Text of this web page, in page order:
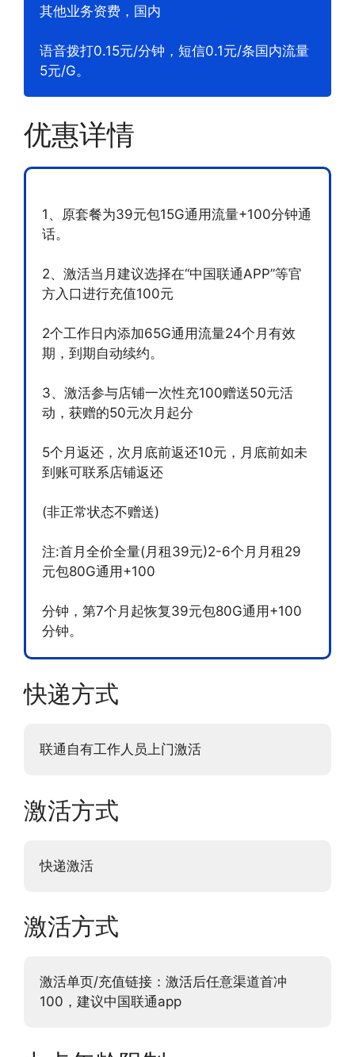
其他业务资费，国内
语音拨打0.15元/分钟，短信0.1元/条国内流量
5元/G。
优惠详情
1、原套餐为39元包15G通用流量+100分钟通
话。
2、激活当月建议选择在“中国联通APP”等官
方入口进行充值100元
2个工作日内添加65G通用流量24个月有效
期，到期自动续约。
3、激活参与店铺一次性充100赠送50元活
动，获赠的50元次月起分
5个月返还，次月底前返还10元，月底前如未
到账可联系店铺返还
(非正常状态不赠送)
注:首月全价全量(月租39元)2-6个月月租29
元包80G通用+100
分钟，第7个月起恢复39元包80G通用+100
分钟。
快递方式
联通自有工作人员上门激活
激活方式
快递激活
激活方式
激活单页/充值链接：激活后任意渠道首冲
100，建议中国联通app